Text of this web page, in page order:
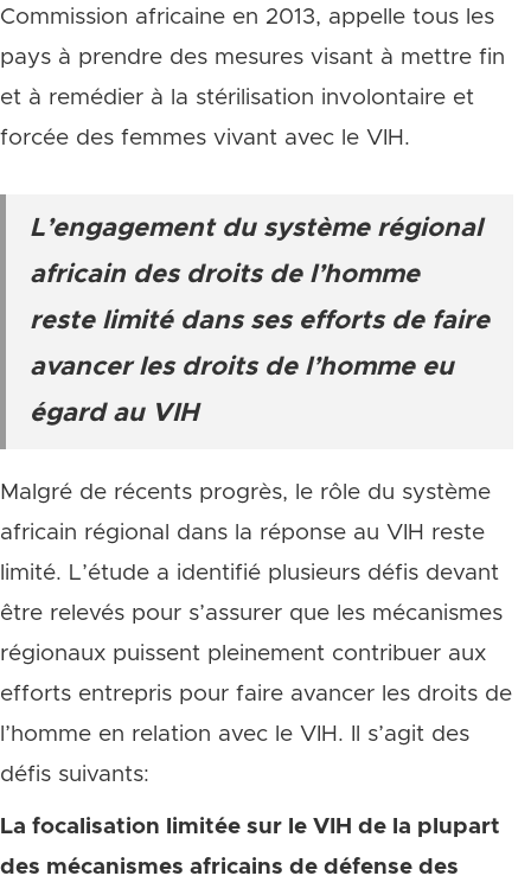
Commission africaine en 2013, appelle tous les
pays à prendre des mesures visant à mettre fin
et à remédier à la stérilisation involontaire et
forcée des femmes vivant avec le VIH.
L’engagement du système régional
africain des droits de l’homme
reste limité dans ses efforts de faire
avancer les droits de l’homme eu
égard au VIH
Malgré de récents progrès, le rôle du système
africain régional dans la réponse au VIH reste
limité. L’étude a identifié plusieurs défis devant
être relevés pour s’assurer que les mécanismes
régionaux puissent pleinement contribuer aux
efforts entrepris pour faire avancer les droits de
l’homme en relation avec le VIH. Il s’agit des
défis suivants:
La focalisation limitée sur le VIH de la plupart
des mécanismes africains de défense des